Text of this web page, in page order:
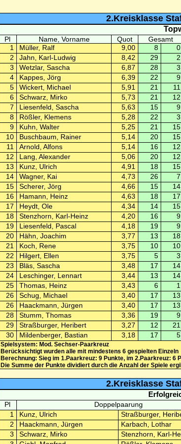
2.Kreisklasse
Pl Name, Vorname Quot Gesamt
1
Müller, Ralf 9,00 8 0
2
Jahn, Karl-Ludwig 8,42 29 2
3
Wetzlar, Sascha 6,87 28 3
4
Kappes, Jörg 6,39 22 9
5
Wickert, Michael 5,91 21 11
6
Schwarz, Mirko 5,73 21 12
7
Liesenfeld, Sascha 5,63 15 9
8
Rößler, Klemens 5,28 22 3
9
Kuhn, Walter 5,25 21 15
10
Buschbaum, Rainer 5,14 20 15
11
Arnold, Alfons 5,14 16 12
12
Lang, Alexander 5,06 20 12
13
Kunz, Ulrich 4,91 18 15
14
Wagner, Kai 4,73 26 7
15
Scherer, Jörg 4,66 15 14
16
Hamann, Heinz 4,63 18 17
17
Heydt, Ole 4,34 14 15
18
Stenzhorn, Karl-Heinz 4,20 16 9
19
Liesenfeld, Pascal 4,18 19 9
20
Hähn, Joachim 3,77 13 18
21
Koch, Rene 3,75 10 10
22
Hilgert, Ellen 3,75 5 3
23
Bläs, Sascha 3,48 17 14
24
Leschinger, Lennart 3,44 13 14
25
Thomas, Heinz 3,43 6 1
26
Schug, Michael 3,40 17 13
26
Haackmann, Jürgen 3,40 17 13
28
Stumm, Thomas 3,36 19 9
29
Straßburger, Heribert 3,27 12 21
30
Mildenberger, Bastian 3,18 17 5
Spielsystem: Mod. Sechser-Paarkreuz
Berücksichtigt wurden alle mit mindestens 6 gespielten Einzeln
Berechnung: Sieg im 1.Paarkreuz: 9 Punkte, im 2.Paarkreuz: 6
Die Summe der Punkte dividiert durch die Anzahl der Spiele
2.Kreisklasse
Pl Doppelpaarung
1
Kunz, Ulrich Straßburger,
2
Haackmann, Jürgen Karbach, Lothar
3
Schwarz, Mirko Stenzhorn, Karl-